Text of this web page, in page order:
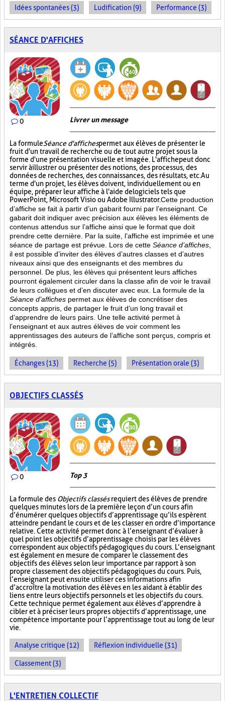
Idées spontanées (3) Ludification (9) Performance (3)
SÉANCE D'AFFICHES
0 Livrer un message
La formuleSéance d'affichespermet aux élèves de présenter le
fruit d'un travail de recherche ou de tout autre projet sous la
forme d'une présentation visuelle et imagée. L'affichepeut donc
servir à illustrer ou présenter des notions, des processus, des
données de recherches, des connaissances, des résultats, etc. Au
terme d'un projet, les élèves doivent, individuellement ou en
équipe, préparer leur affiche à l'aide de logiciels tels que
PowerPoint, Microsoft Visio ou Adobe Illustrator.Cette production
d’affiche se fait à partir d’un gabarit fourni par l’enseignant. Ce
gabarit doit indiquer avec précision aux élèves les éléments de
contenus attendus sur l’affiche ainsi que le format que doit
prendre cette dernière. Par la suite, l’affiche est imprimée et une
séance de partage est prévue. Lors de cette Séance d’affiches
il est possible d’inviter des élèves d’autres classes et d’autres
niveaux ainsi que des enseignants et des membres du
personnel. De plus, les élèves qui présentent leurs affiches
pourront également circuler dans la classe afin de voir le travail
de leurs collègues et d’en discuter avec eux. La formule de la
Séance d’affiches permet aux élèves de concrétiser des
concepts appris, de partager le fruit d’un long travail et
d’apprendre de leurs pairs. Une telle activité permet à
l’enseignant et aux autres élèves de voir comment les
apprentissages des auteurs de l’affiche sont perçus, compris et
intégrés.
Échanges (13) Recherche (5) Présentation orale (3)
OBJECTIFS CLASSÉS
0 Top 3
La formule des Objectifs classésrequiert des élèves de prendre
quelques minutes lors de la première leçon d’un cours afin
d’énumérer quelques objectifs d’apprentissage qu’ils espèrent
atteindre pendant le cours et de les classer en ordre d’importance
relative. Cette activité permet donc à l’enseignant d’évaluer à
quel point les objectifs d’apprentissage choisis par les élèves
correspondent aux objectifs pédagogiques du cours. L’enseignant
est également en mesure de comparer le classement des
objectifs des élèves selon leur importance par rapport à son
propre classement des objectifs pédagogiques du cours. Puis,
l’enseignant peut ensuite utiliser ces informations afin
d’accroître la motivation des élèves en les aidant à établir des
liens entre leurs objectifs personnels et les objectifs du cours.
Cette technique permet également aux élèves d’apprendre à
cibler et à préciser leurs propres objectifs d’apprentissage, une
compétence importante pour l’apprentissage tout au long de leur
vie.
Analyse critique (12) Réflexion individuelle (31)
Classement (3)
L'ENTRETIEN COLLECTIF